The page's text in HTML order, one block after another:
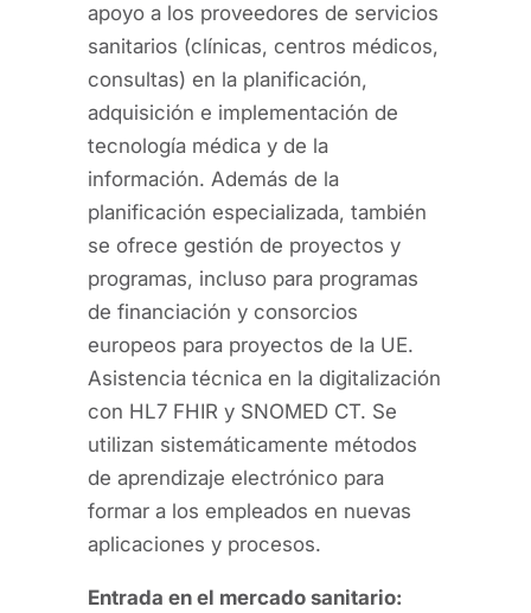
apoyo a los proveedores de servicios
sanitarios (clínicas, centros médicos,
consultas) en la planificación,
adquisición e implementación de
tecnología médica y de la
información. Además de la
planificación especializada, también
se ofrece gestión de proyectos y
programas, incluso para programas
de financiación y consorcios
europeos para proyectos de la UE.
Asistencia técnica en la digitalización
con HL7 FHIR y SNOMED CT. Se
utilizan sistemáticamente métodos
de aprendizaje electrónico para
formar a los empleados en nuevas
aplicaciones y procesos.
Entrada en el mercado sanitario: